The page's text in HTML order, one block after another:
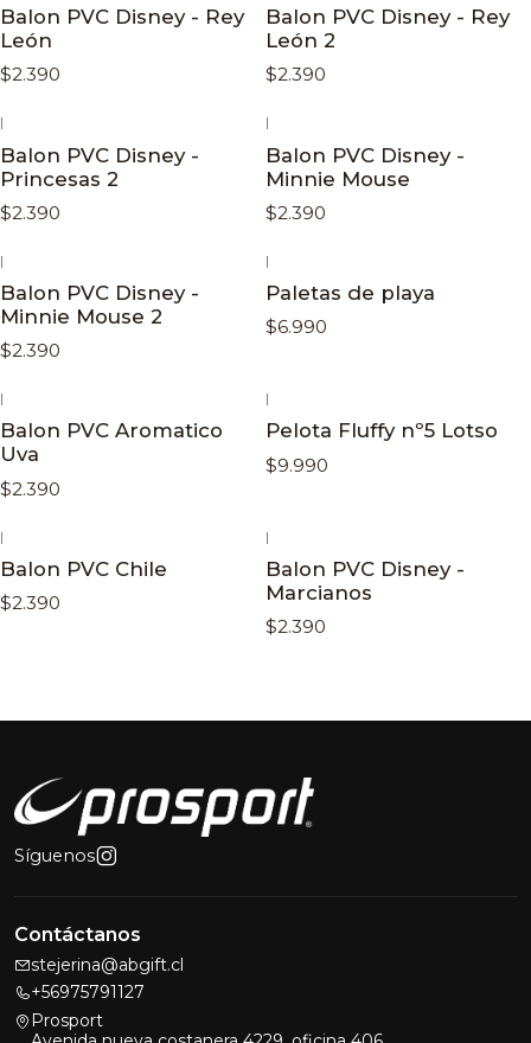
Balon PVC Disney - Rey
León
$2.390
Balon PVC Disney - Rey
León 2
$2.390
|
Balon PVC Disney -
Princesas 2
$2.390
|
Balon PVC Disney -
Minnie Mouse
$2.390
|
Balon PVC Disney -
Minnie Mouse 2
$2.390
|
Paletas de playa
$6.990
|
Balon PVC Aromatico
Uva
$2.390
|
Pelota Fluffy nº5 Lotso
$9.990
|
Balon PVC Chile
$2.390
|
Balon PVC Disney -
Marcianos
$2.390
Síguenos
Contáctanos
stejerina@abgift.cl
+56975791127
Prosport